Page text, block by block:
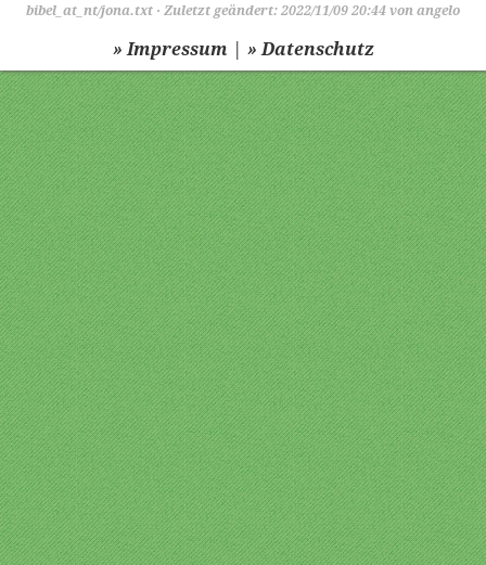
bibel_at_nt/jona.txt · Zuletzt geändert: 2022/11/09 20:44 von angelo
» Impressum | » Datenschutz